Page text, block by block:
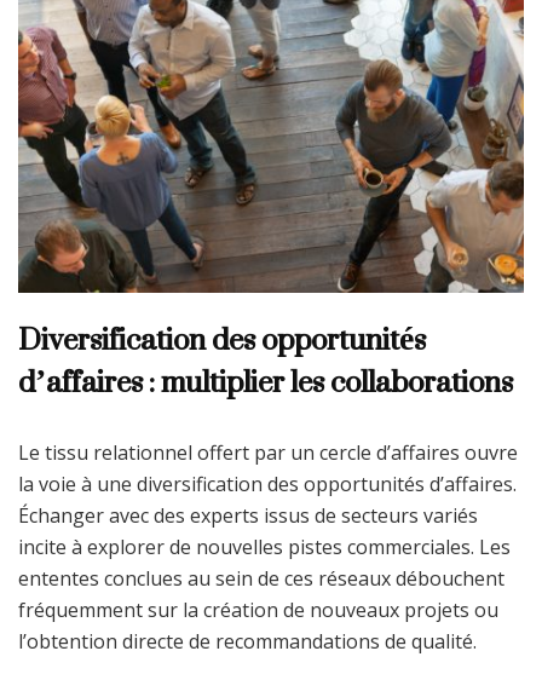
Diversification des opportunités
d’affaires : multiplier les collaborations
Le tissu relationnel offert par un cercle d’affaires ouvre
la voie à une diversification des opportunités d’affaires.
Échanger avec des experts issus de secteurs variés
incite à explorer de nouvelles pistes commerciales. Les
ententes conclues au sein de ces réseaux débouchent
fréquemment sur la création de nouveaux projets ou
l’obtention directe de recommandations de qualité.